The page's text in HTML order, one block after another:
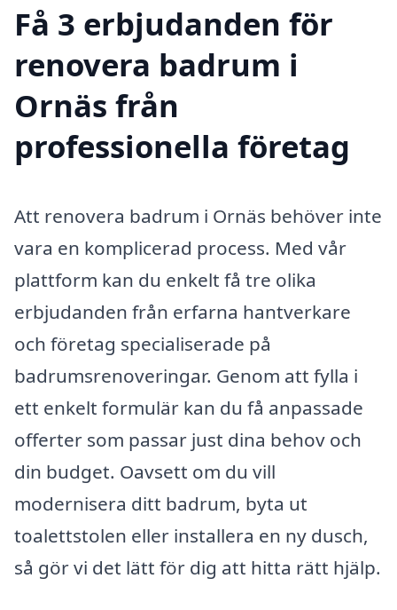
Få 3 erbjudanden för
renovera badrum i
Ornäs från
professionella företag
Att renovera badrum i Ornäs behöver inte
vara en komplicerad process. Med vår
plattform kan du enkelt få tre olika
erbjudanden från erfarna hantverkare
och företag specialiserade på
badrumsrenoveringar. Genom att fylla i
ett enkelt formulär kan du få anpassade
offerter som passar just dina behov och
din budget. Oavsett om du vill
modernisera ditt badrum, byta ut
toalettstolen eller installera en ny dusch,
så gör vi det lätt för dig att hitta rätt hjälp.